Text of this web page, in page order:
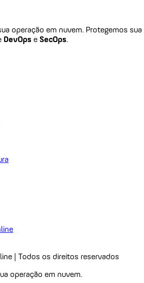
operação em nuvem. Protegemos sua
DevOps e SecOps.
| Todos os direitos reservados
operação em nuvem.